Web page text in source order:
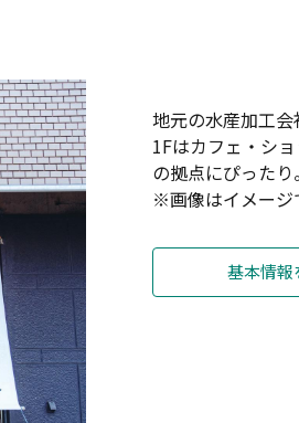
地元の水産加工
1Fはカフェ・シ
の拠点にぴったり
※画像はイメージ
基本情報